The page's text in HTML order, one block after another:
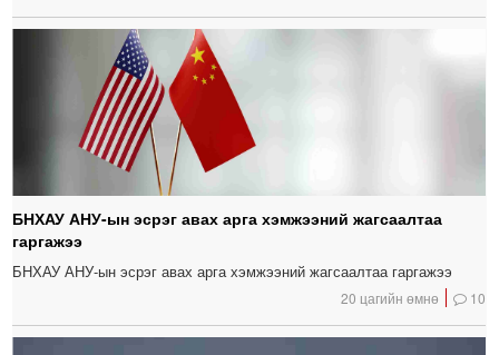
БНХАУ АНУ-ын эсрэг авах арга хэмжээний жагсаалтаа
гаргажээ
БНХАУ АНУ-ын эсрэг авах арга хэмжээний жагсаалтаа гаргажээ
20 цагийн өмнө 10